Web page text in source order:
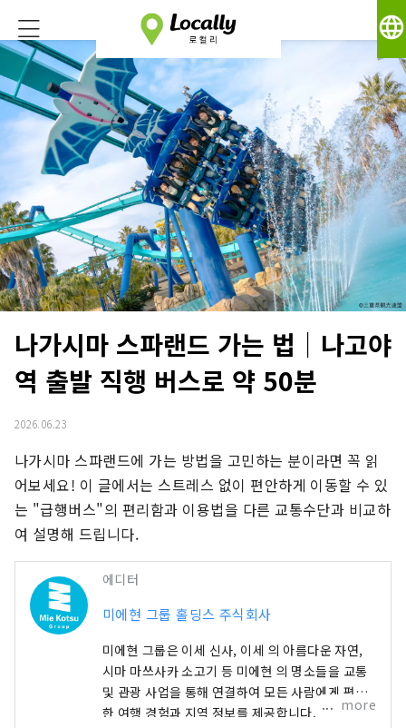
language
나가시마 스파랜드 가는 법｜나고야
역 출발 직행 버스로 약 50분
2026.06.23
나가시마 스파랜드에 가는 방법을 고민하는 분이라면 꼭 읽
어보세요! 이 글에서는 스트레스 없이 편안하게 이동할 수 있
는 "급행버스"의 편리함과 이용법을 다른 교통수단과 비교하
여 설명해 드립니다.
에디터
미에현 그룹 홀딩스 주식회사
미에현 그룹은 이세 신사, 이세 의 아름다운 자연,
시마 마쓰사카 소고기 등 미에현 의 명소들을 교통
및 관광 사업을 통해 연결하여 모든 사람에게 편안
한 여행 경험과 지역 정보를 제공합니다.
more